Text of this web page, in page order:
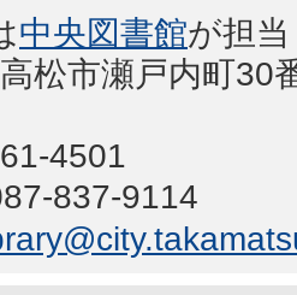
中央図書館が担
松市瀬戸内町30
4501
837-9114